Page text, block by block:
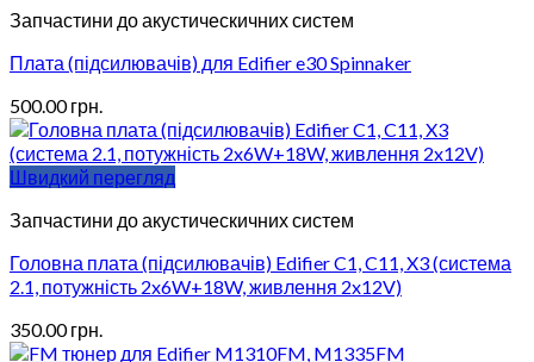
Запчастини до акустическичних систем
Плата (підсилювачів) для Edifier e30 Spinnaker
500.00грн.
Швидкий перегляд
Запчастини до акустическичних систем
Головна плата (підсилювачів) Edifier C1, C11, X3 (система
2.1, потужність 2x6W+18W, живлення 2x12V)
350.00грн.